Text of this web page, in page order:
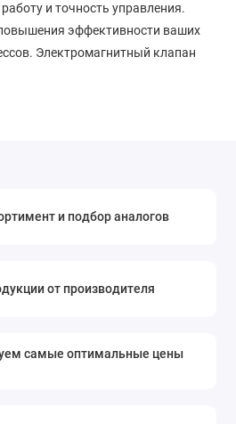
и точность управления.
эффективности ваших
Электромагнитный клапан
и подбор аналогов
от производителя
самые оптимальные цены